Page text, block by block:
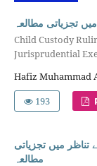
تجزیاتی مطالعہ
Child Custody
Jurisprudential
Hafiz Muhammad
193
میں تجزیاتی
مطالعہ